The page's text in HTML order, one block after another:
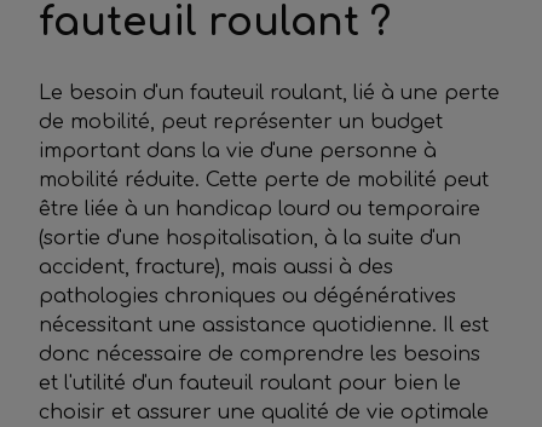
fauteuil roulant ?
Le besoin d'un fauteuil roulant, lié à une perte
de mobilité, peut représenter un budget
important dans la vie d'une personne à
mobilité réduite. Cette perte de mobilité peut
être liée à un handicap lourd ou temporaire
(sortie d'une hospitalisation, à la suite d'un
accident, fracture), mais aussi à des
pathologies chroniques ou dégénératives
nécessitant une assistance quotidienne. Il est
donc nécessaire de comprendre les besoins
et l'utilité d'un fauteuil roulant pour bien le
choisir et assurer une qualité de vie optimale